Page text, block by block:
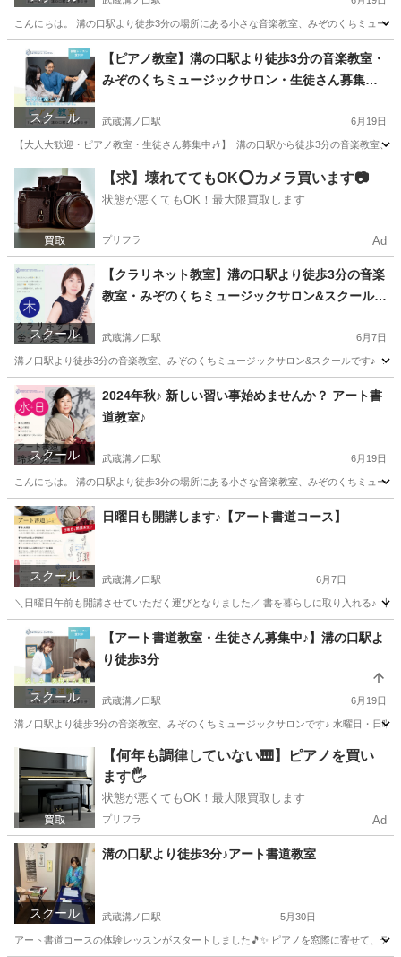
こんにちは。 溝の口駅より徒歩3分の場所にある小さな音楽教室、みぞのくちミュー
神奈川 川崎市 武蔵溝ノ口駅 その他 トロンボーン
スクール
【ピアノ教室】溝の口駅より徒歩3分の音楽教室・
みぞのくちミュージックサロン・生徒さん募集中
武蔵溝ノ口駅 6月19日
【大人大歓迎・ピアノ教室・生徒さん募集中🎶】 ⁡ 溝の口駅から徒歩3分の音楽教室
神奈川 川崎市 武蔵溝ノ口駅 ピアノ 音楽教室
【求】壊れててもOK⭕️カメラ買います📷
状態が悪くてもOK！最大限買取します
プリフラ Ad
スクール
【クラリネット教室】溝の口駅より徒歩3分の音楽
教室・みぞのくちミュージックサロン&スクール・
武蔵溝ノ口駅 6月7日
溝ノ口駅より徒歩3分の音楽教室、みぞのくちミュージックサロン&スクールです♪ -
神奈川 川崎市 武蔵溝ノ口駅 その他 クラリネット
スクール
2024年秋♪ 新しい習い事始めませんか？ アート書
道教室♪
武蔵溝ノ口駅 6月19日
こんにちは。 溝の口駅より徒歩3分の場所にある小さな音楽教室、みぞのくちミュー
神奈川 川崎市 武蔵溝ノ口駅 書道 神奈川
武蔵溝ノ口駅
スクール
日曜日も開講します♪【アート書道コース】
武蔵溝ノ口駅 6月7日
＼日曜日午前も開講させていただく運びとなりました／ 書を暮らしに取り入れる♪ 【
神奈川 川崎市 武蔵溝ノ口駅 書道 アート
スクール
【アート書道教室・生徒さん募集中♪】溝の口駅よ
り徒歩3分
武蔵溝ノ口駅 6月19日
溝ノ口駅より徒歩3分の音楽教室、みぞのくちミュージックサロンです♪ 水曜日・日
神奈川 武蔵溝ノ口駅 書道 アート
【何年も調律していない🎹】ピアノを買い
ます🖐️
状態が悪くてもOK！最大限買取します
プリフラ Ad
スクール
溝の口駅より徒歩3分♪アート書道教室
武蔵溝ノ口駅 5月30日
アート書道コースの体験レッスンがスタートしました🎵✨ ピアノを窓際に寄せて、